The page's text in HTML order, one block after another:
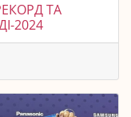
ТА
2024